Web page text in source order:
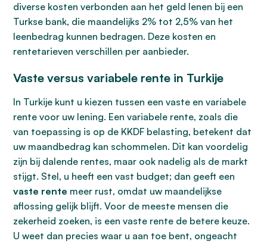
diverse kosten verbonden aan het geld lenen bij een
Turkse bank, die maandelijks 2% tot 2,5% van het
leenbedrag kunnen bedragen. Deze kosten en
rentetarieven verschillen per aanbieder.
Vaste versus variabele rente in Turkije
In Turkije kunt u kiezen tussen een vaste en variabele
rente voor uw lening. Een variabele rente, zoals die
van toepassing is op de KKDF belasting, betekent dat
uw maandbedrag kan schommelen. Dit kan voordelig
zijn bij dalende rentes, maar ook nadelig als de markt
stijgt. Stel, u heeft een vast budget; dan geeft een
vaste rente meer rust, omdat uw maandelijkse
aflossing gelijk blijft. Voor de meeste mensen die
zekerheid zoeken, is een vaste rente de betere keuze.
U weet dan precies waar u aan toe bent, ongeacht